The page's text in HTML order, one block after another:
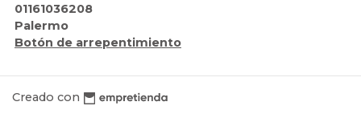
01161036208
Palermo
Botón de arrepentimiento
Creado con